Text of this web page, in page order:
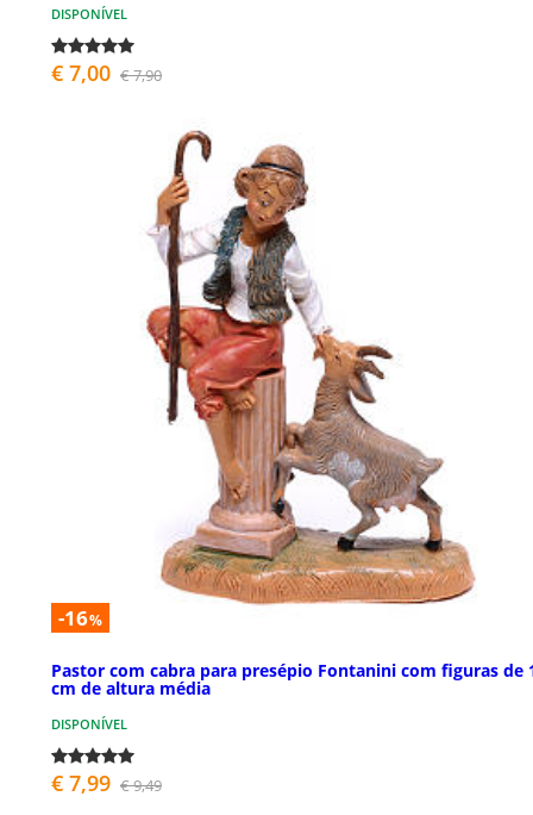
DISPONÍVEL
€ 7,00 € 7,90
-16%
Pastor com cabra para presépio Fontanini com figuras de
cm de altura média
DISPONÍVEL
€ 7,99 € 9,49